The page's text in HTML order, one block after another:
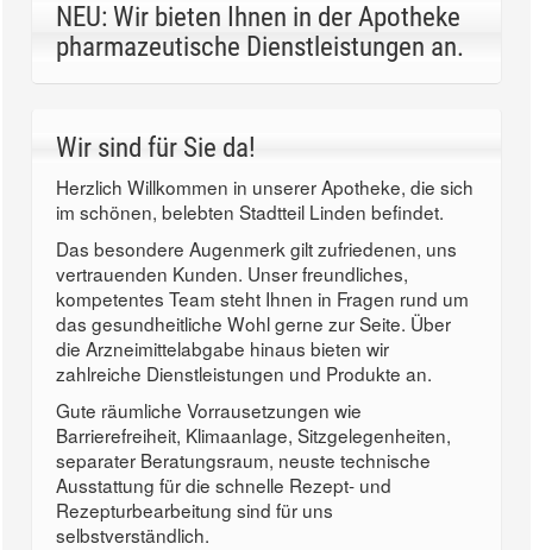
NEU: Wir bieten Ihnen in der Apotheke
pharmazeutische Dienstleistungen an.
Wir sind für Sie da!
Herzlich Willkommen in unserer Apotheke, die sich
im schönen, belebten Stadtteil Linden befindet.
Das besondere Augenmerk gilt zufriedenen, uns
vertrauenden Kunden. Unser freundliches,
kompetentes Team steht Ihnen in Fragen rund um
das gesundheitliche Wohl gerne zur Seite. Über
die Arzneimittelabgabe hinaus bieten wir
zahlreiche Dienstleistungen und Produkte an.
Gute räumliche Vorrausetzungen wie
Barrierefreiheit, Klimaanlage, Sitzgelegenheiten,
separater Beratungsraum, neuste technische
Ausstattung für die schnelle Rezept- und
Rezepturbearbeitung sind für uns
selbstverständlich.